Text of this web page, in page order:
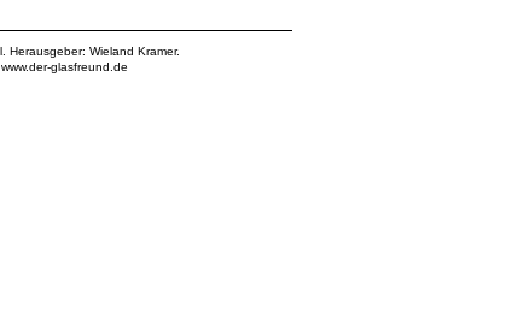
Herausgeber: Wieland Kramer.
www.der-glasfreund.de